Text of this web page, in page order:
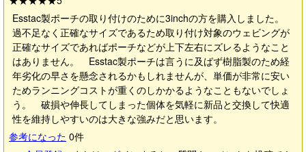
Esstac製ポーチの取り付けのために3inchの方を購入しました。
過不足なく正確なサイズであるため取り付け対象のウェビングが
正確なサイズであればポーチなどが上下左右にズレるようなこと
はありません。 Esstac製ポーチは言うに及ばず樹脂製のため経
年劣化の早さを懸念されるかもしれませんが、単価が非常に安い
ためランニングコストが重くのしかかるようなこともないでしょ
う。 破損や伸長してしまった個体を気軽に新品と交換して快適
性を維持しやすいのは大きな強みだと思います。
参考になった 0件